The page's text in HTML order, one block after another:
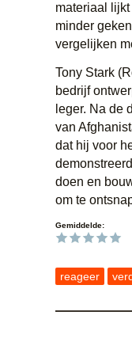
materiaal
minder
vergelijken
Tony Stark
bedrijf
leger. Na de
van
dat hij voor
doen en
om te
Gemiddelde:
reageer